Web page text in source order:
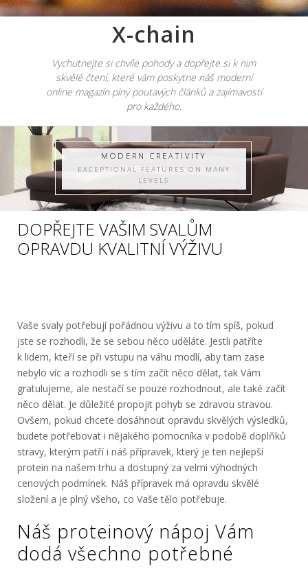
X-chain
Vychutnejte si chvíle pohody a dopřejte si k nim
skvělé čtení, které vám poskytne náš moderní
online magazín plný poutavých článků a zajímavostí
pro každého.
MODERN CREATIVITY
EXCEPTIONAL FEATURES ON MANY
LEVELS
DOPŘEJTE VAŠIM SVALŮM
OPRAVDU KVALITNÍ VÝŽIVU
Vaše svaly potřebují pořádnou výživu a to tím spíš, pokud
jste se rozhodli, že se sebou něco uděláte. Jestli patříte
k lidem, kteří se při vstupu na váhu modlí, aby tam zase
nebylo víc a rozhodli se s tím začít něco dělat, tak Vám
gratulujeme, ale nestačí se pouze rozhodnout, ale také začít
něco dělat. Je důležité propojit pohyb se zdravou stravou.
Ovšem, pokud chcete dosáhnout opravdu skvělých výsledků,
budete potřebovat i nějakého pomocníka v podobě doplňků
stravy, kterým patří i náš přípravek, který je ten nejlepší
protein na našem trhu a dostupný za velmi výhodných
cenových podmínek. Náš přípravek má opravdu skvělé
složení a je plný všeho, co Vaše tělo potřebuje.
Náš proteinový nápoj Vám
dodá všechno potřebné